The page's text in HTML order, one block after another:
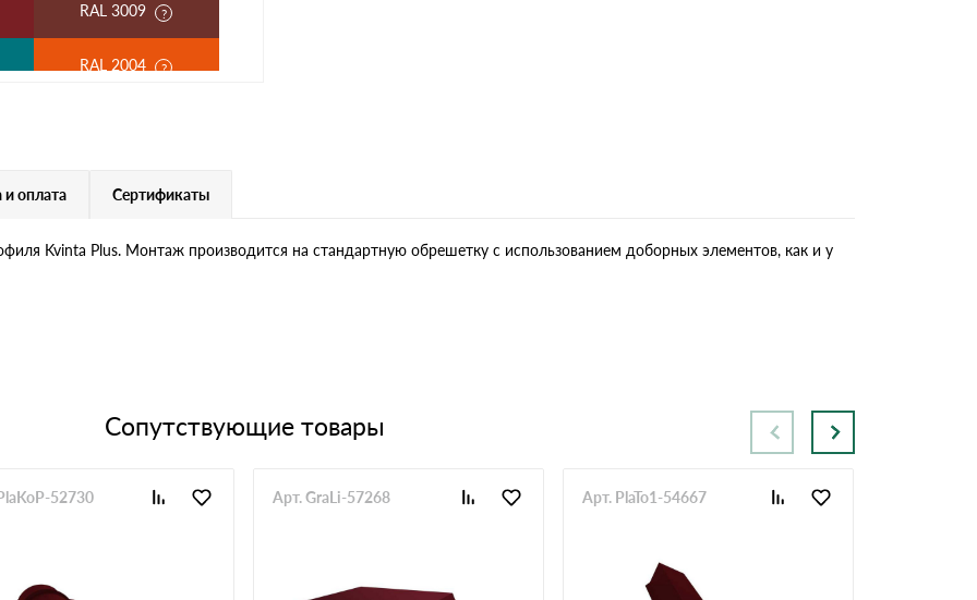
RAL 3009
RAL 2004
и оплата Сертификаты
Kvinta Plus. Монтаж производится на стандартную обрешетку с использованием доборных элементов, как и у
Сопутствующие товары
52730 Арт. GraLi-57268 Арт. PlaTo1-54667